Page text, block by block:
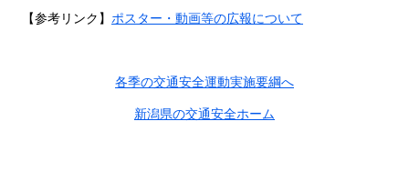
【参考リンク】 ポスター・動画等の広報について
各季の交通安全運動実施要綱へ
新潟県の交通安全ホーム